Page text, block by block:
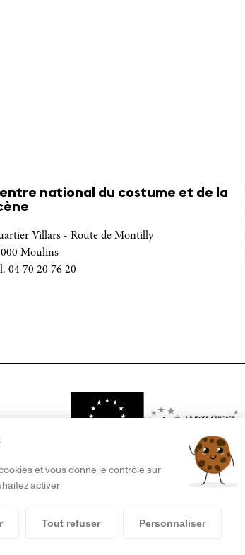
national du costume et de la
Villars - Route de Montilly
Moulins
04 70 20 76 20
et vous donne le contrôle sur
activer
Tout refuser Personnaliser